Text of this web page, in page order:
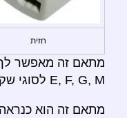
חזית
E, F, G, M לסוגי שקעים: A, B.
מתאם זה הוא